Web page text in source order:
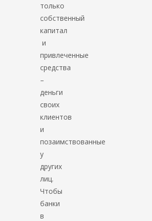
только
собственный
капитал
и
привлеченные
средства
–
деньги
своих
клиентов
и
позаимствованные
у
других
лиц.
Чтобы
банки
в